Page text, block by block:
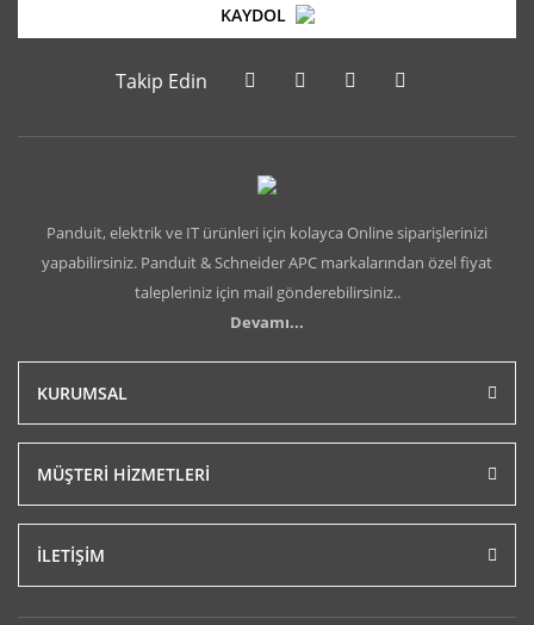
KAYDOL
Takip Edin
Panduit, elektrik ve IT ürünleri için kolayca Online siparişlerinizi
yapabilirsiniz. Panduit & Schneider APC markalarından özel fiyat
talepleriniz için mail gönderebilirsiniz..
Devamı...
KURUMSAL
MÜŞTERİ HİZMETLERİ
İLETİŞİM